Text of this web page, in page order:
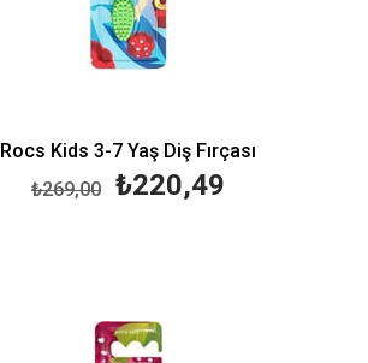
Rocs Kids 3-7 Yaş Diş Fırçası
₺220,49
₺269,00